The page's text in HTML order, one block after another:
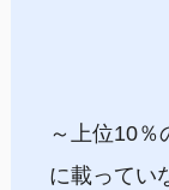
～上位10％
に載ってい